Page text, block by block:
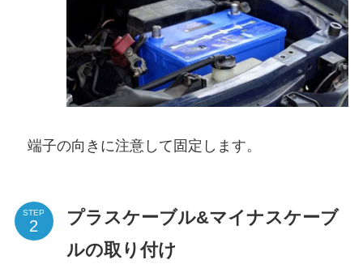
端子の向きに注意して固定します。
STEP
プラスケーブル&マイナスケーブ
ルの取り付け